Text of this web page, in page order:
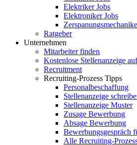
Elektriker Jobs
Elektroniker Jobs
Ratgeber
Unternehmen
Mitarbeiter finden
Kostenlose Stellenanzeige
Recruitment
Recruiting-Prozess Tipps
Personalbeschaffung
Stellenanzeige
Stellenanzeige Muster
Zusage Bewerbung
Absage Bewerbung
Bewerbungsgespräch
Alle Recruiting-